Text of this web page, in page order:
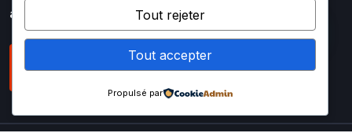
auto
NOUS CONTACTER
Tout rejeter
Tout accepter
Propulsé par